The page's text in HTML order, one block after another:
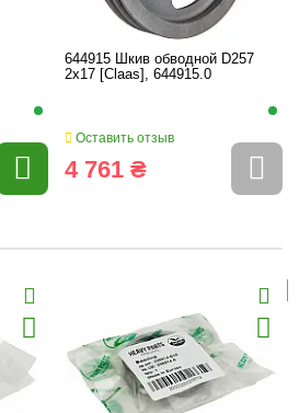
644915 Шкив обводной D257
2x17 [Claas], 644915.0
Оставить отзыв
4 761 ₴